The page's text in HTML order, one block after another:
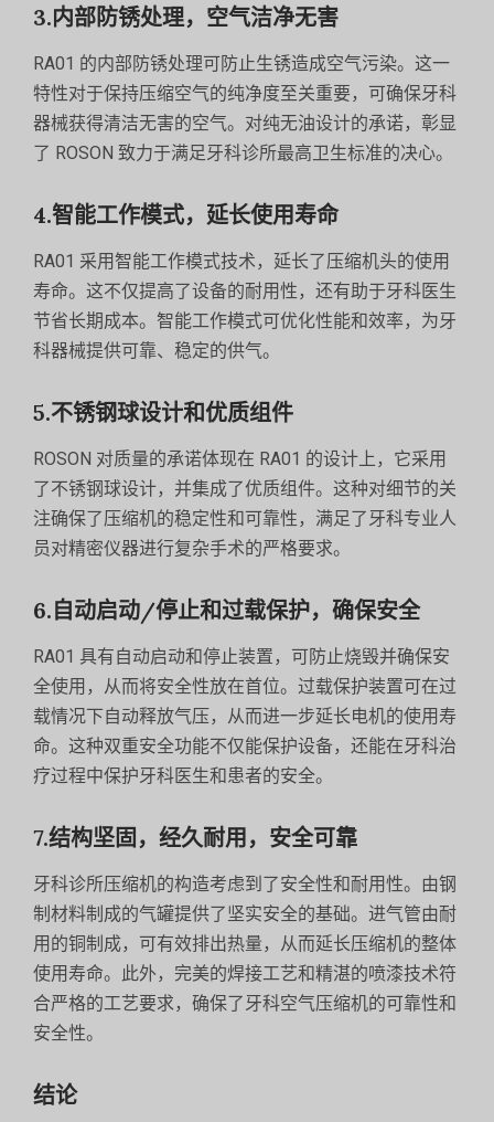
3.内部防锈处理，空气洁净无害
RA01 的内部防锈处理可防止生锈造成空气污染。这一
特性对于保持压缩空气的纯净度至关重要，可确保牙科
器械获得清洁无害的空气。对纯无油设计的承诺，彰显
了 ROSON 致力于满足牙科诊所最高卫生标准的决心。
4.智能工作模式，延长使用寿命
RA01 采用智能工作模式技术，延长了压缩机头的使用
寿命。这不仅提高了设备的耐用性，还有助于牙科医生
节省长期成本。智能工作模式可优化性能和效率，为牙
科器械提供可靠、稳定的供气。
5.不锈钢球设计和优质组件
ROSON 对质量的承诺体现在 RA01 的设计上，它采用
了不锈钢球设计，并集成了优质组件。这种对细节的关
注确保了压缩机的稳定性和可靠性，满足了牙科专业人
员对精密仪器进行复杂手术的严格要求。
6.自动启动/停止和过载保护，确保安全
RA01 具有自动启动和停止装置，可防止烧毁并确保安
全使用，从而将安全性放在首位。过载保护装置可在过
载情况下自动释放气压，从而进一步延长电机的使用寿
命。这种双重安全功能不仅能保护设备，还能在牙科治
疗过程中保护牙科医生和患者的安全。
7.结构坚固，经久耐用，安全可靠
牙科诊所压缩机的构造考虑到了安全性和耐用性。由钢
制材料制成的气罐提供了坚实安全的基础。进气管由耐
用的铜制成，可有效排出热量，从而延长压缩机的整体
使用寿命。此外，完美的焊接工艺和精湛的喷漆技术符
合严格的工艺要求，确保了牙科空气压缩机的可靠性和
安全性。
结论